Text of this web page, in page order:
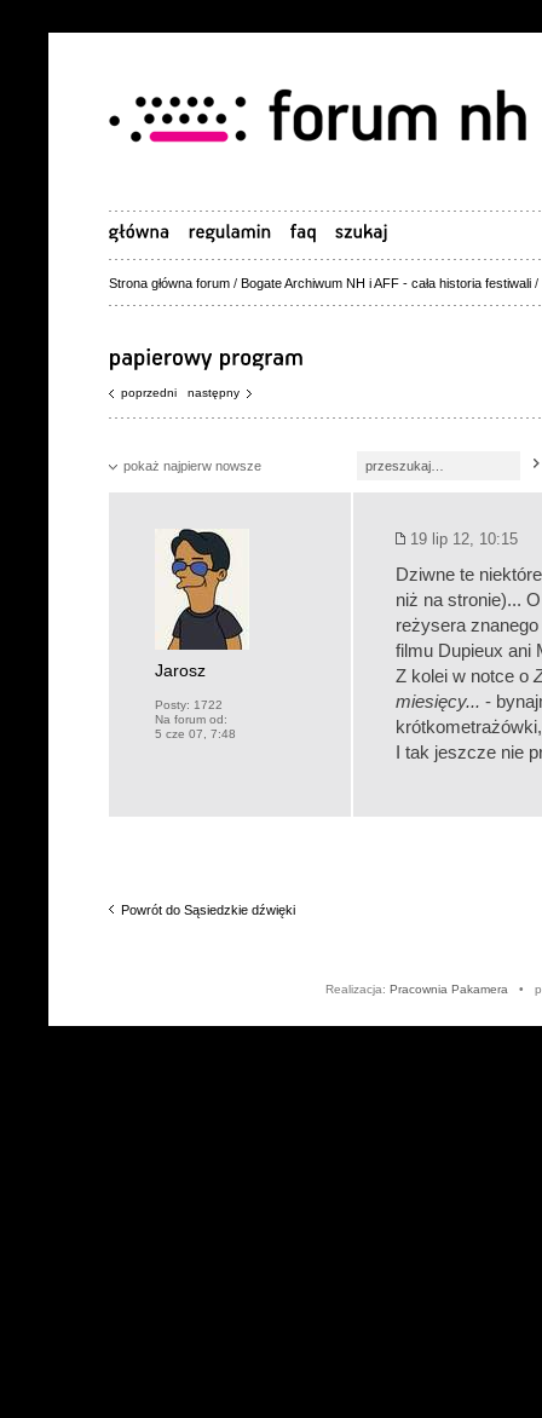
Strona główna forum / Bogate Archiwum NH i AFF - cała historia festiwali /
poprzedni następny
pokaż najpierw nowsze
Jarosz
Posty: 1722
Na forum od:
5 cze 07, 7:48
19 lip 12, 10:15
Dziwne te
niż na stronie)...
reżysera
filmu Dupieux ani
Z kolei w notce o
miesięcy... -
I tak jeszcze nie
Powrót do Sąsiedzkie dźwięki
Realizacja: Pracownia Pakamera •